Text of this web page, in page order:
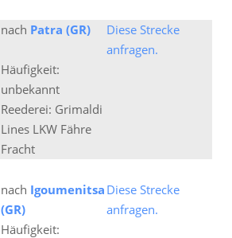
nach Patra (GR)
Diese Strecke
anfragen.
Häufigkeit:
unbekannt
Reederei: Grimaldi
Lines LKW Fähre
Fracht
nach Igoumenitsa
(GR)
Diese Strecke
anfragen.
Häufigkeit: